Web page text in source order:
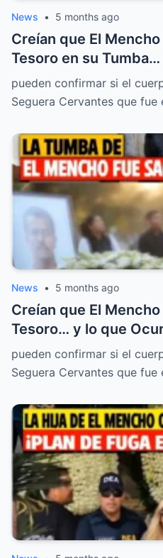
News • 5 months ago
Creían que El
Tesoro en su
Intentaron Saquearla,
Desató un Misterio
pueden confirmar si el
Seguera Cervantes que
News • 5 months ago
Creían que El
Tesoro… y lo que
Intentaron Saquear
Misterio que Nadie en
pueden confirmar si el
Seguera Cervantes que